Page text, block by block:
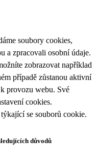
soubory cookies,
a zpracovali osobní údaje.
zobrazovat například
případě zůstanou aktivní
provozu webu. Své
cookies.
týkající se souborů cookie.
důvodů